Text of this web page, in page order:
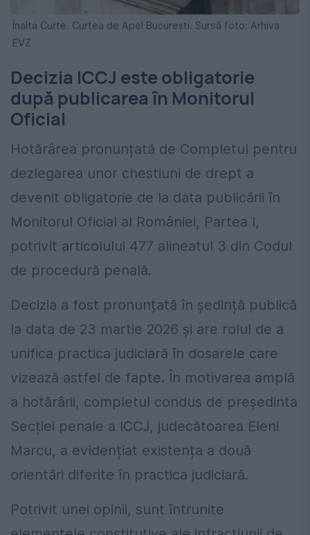
Înalta Curte. Curtea de Apel București. Sursă foto: Arhiva
EVZ
Decizia ICCJ este obligatorie
după publicarea în Monitorul
Oficial
Hotărârea pronunțată de Completul pentru
dezlegarea unor chestiuni de drept a
devenit obligatorie de la data publicării în
Monitorul Oficial al României, Partea I,
potrivit articolului 477 alineatul 3 din Codul
de procedură penală.
Decizia a fost pronunțată în ședință publică
la data de 23 martie 2026 și are rolul de a
unifica practica judiciară în dosarele care
vizează astfel de fapte. În motivarea amplă
a hotărârii, completul condus de președinta
Secției penale a ICCJ, judecătoarea Eleni
Marcu, a evidențiat existența a două
orientări diferite în practica judiciară.
Potrivit unei opinii, sunt întrunite